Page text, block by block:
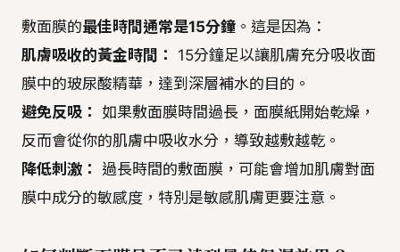
敷面膜的最佳時間通常是15分鐘 。這是因為：
肌膚吸收的黃金時間：
15分鐘足以讓肌膚充分吸收面
膜中的玻尿酸精華，達到深層補水的目的。
避免反吸： 如果敷面膜時間過長，面膜紙開始乾燥，
反而會從你的肌膚中吸收水分，導致越敷越乾。
降低刺激：
過長時間的敷面膜，可能會增加肌膚對面
膜中成分的敏感度，特別是敏感肌膚更要注意。